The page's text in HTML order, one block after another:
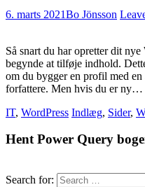
6. marts 2021Bo Jönsson
Så snart du har opretter dit
begynde at tilføje indhold.
om du bygger en profil med
forfattere. Men hvis du er ny…
IT, WordPress Indlæg, Sider,
Hent Power Query
Search for: